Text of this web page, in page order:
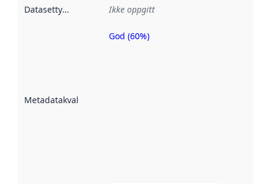
Datasettype Ikke oppgitt
Metadatakvalitet
Metadatakvalitet
God (60%)